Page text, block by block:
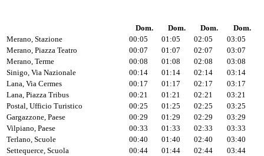
Dom. Dom. Dom.
Dom.
Merano, Stazione
00:05 01:05 02:05
03:05
Merano, Piazza Teatro
00:07 01:07 02:07
03:07
Merano, Terme
00:08 01:08 02:08
03:08
Sinigo, Via Nazionale
00:14 01:14 02:14
03:14
Lana, Via Cermes
00:17 01:17 02:17
03:17
Lana, Piazza Tribus
00:21 01:21 02:21
03:21
Postal, Ufficio Turistico
00:25 01:25 02:25
03:25
Gargazzone, Paese
00:29 01:29 02:29
03:29
Vilpiano, Paese
00:33 01:33 02:33
03:33
Terlano, Scuole
00:40 01:40 02:40
03:40
Settequerce, Scuola
00:44 01:44 02:44
03:44